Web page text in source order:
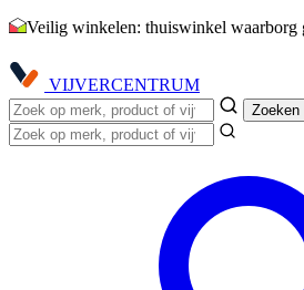
Veilig winkelen: thuiswinkel waarborg
VIJVERCENTRUM
Zoeken